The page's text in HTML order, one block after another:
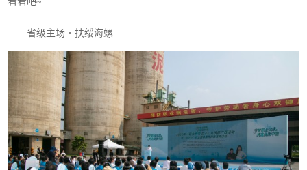
省级主场・扶绥海螺